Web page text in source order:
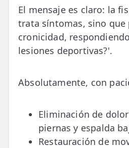
El mensaje es claro: la
trata síntomas, sino que
cronicidad,
lesiones deportivas?'.
Absolutamente, con
Eliminación de
piernas y espalda
Restauración de